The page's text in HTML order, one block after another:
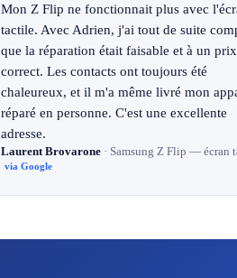
Mon Z Flip ne fonctionnait plus avec
tactile. Avec Adrien, j'ai tout de suite
que la réparation était faisable et à un
correct. Les contacts ont toujours été
chaleureux, et il m'a même livré mon
réparé en personne. C'est une excellente
adresse.
Laurent Brovarone · Samsung Z Flip — écran
via Google